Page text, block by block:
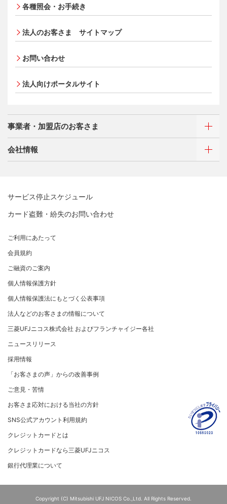
UnionPay（銀聯）カード
家族カード
Apple Pay
タッチ決済
ポイントプログラム
選べるお支払方法
カードローン・キャッシング
お客さまサポート
ポイントプログラム
特典・サービス
選べるお支払方法
サイトマップ
会員サイト
ポイントプログラム
キャッシング
お客さまサポート
三菱ＵＦＪカード会員の方
アメリカン・エキスプレス ®・カード 会員限定サービス
プラチナ会員さま専用の特別なサービス Platinum
Special Service
大規模企業のお客さまだけにご利用いただけるサービス
各種照会・お手続き
法人のお客さま サイトマップ
お問い合わせ
法人向けポータルサイト
事業者・加盟店のお客さま
お取り扱いいただけるカード情報とお支払い情報
加盟店規約/その他ご注意事項
個人情報のお取り扱いに関するお願い
[EC加盟店さまへ] 情報漏えい対策のお願い
[EC加盟店さまへ] 不正ログイン対策のお願い
各種お問い合わせ
「三菱UFJニコスギフトカード」お取り扱いに関するご
注意点（加盟店さま向け）
カード処理時のご注意事項
加盟店さま向けお問い合わせ
サービス・ソリューション
ト）
セキュリティサービス
よくあるご質問
事業者・加盟店のお客さま
法人向けポータルサイト
会社情報
三菱UFJニコスについて
経営ビジョン・行動規範
企業姿勢・ポリシー
コンプライアンス
コーポレートガバナンスについて
情報セキュリティの取り組み
リスク管理
マネー・ローンダリングおよびテロ資金供与等の対策に
関する取り組み
個人情報保護方針
クレジットポリシー
金融商品販売などの勧誘方針
お客さま応対における当社の方針
サステナビリティへの取り組み
サステナビリティへの取り組み
SDGsの達成に向けて
復興支援活動
お客さまに寄り添う
従業員とともに
MUFGグループ/サステナビリティサイト
ニュースリリース
お問い合わせ
重要なお知らせ
サービス停止スケジュール
カード盗難・紛失のお問い合わせ
ご利用にあたって
会員規約
ご融資のご案内
個人情報保護方針
個人情報保護法にもとづく公表事項
法人などのお客さまの情報について
三菱UFJニコス株式会社 およびフランチャイジー各社
ニュースリリース
採用情報
「お客さまの声」からの改善事例
ご意見・苦情
お客さま応対における当社の方針
SNS公式アカウント利用規約
クレジットカードとは
クレジットカードなら三菱UFJニコス
銀行代理業について
Copyright (C) Mitsubishi UFJ NICOS Co.,Ltd. All Rights Reserved.